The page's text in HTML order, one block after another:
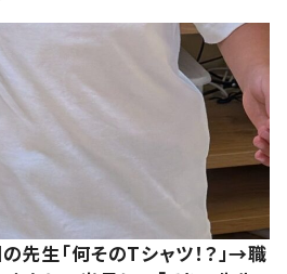
先生「何そのTシャツ！？」→職